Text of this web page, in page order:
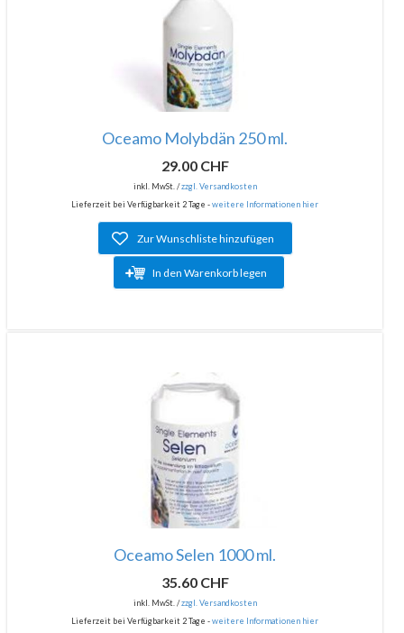
Oceamo Molybdän 250 ml.
29.00 CHF
inkl. MwSt. /zzgl. Versandkosten
Lieferzeit bei Verfügbarkeit 2 Tage -weitere Informationen hier
Zur Wunschliste hinzufügen
In den Warenkorb legen
Oceamo Selen 1000 ml.
35.60 CHF
inkl. MwSt. /zzgl. Versandkosten
Lieferzeit bei Verfügbarkeit 2 Tage -weitere Informationen hier